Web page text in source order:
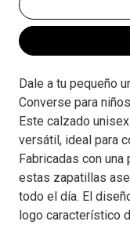
Dale a tu pequeño
Converse para
Este calzado
versátil, ideal para
Fabricadas con
estas zapatillas
todo el día. El
logo característico